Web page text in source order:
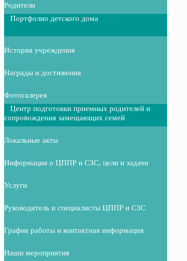
Родители
Портфолио детского дома
История учреждения
Награды и достижения
Фотогалерея
Центр подготовки приемных родителей и
сопровождения замещающих семей
Локальные акты
Информация о ЦППР и СЗС, цели и задачи
Услуги
Руководитель и специалисты ЦППР и СЗС
График работы и контактная информация
Наши мероприятия